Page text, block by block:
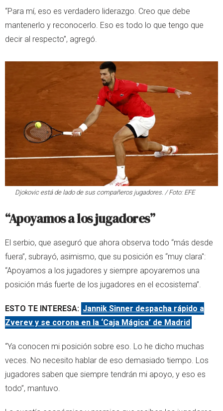
“Para mí, eso es verdadero liderazgo. Creo que debe
mantenerlo y reconocerlo. Eso es todo lo que tengo que
decir al respecto”, agregó.
Djokovic está de lado de sus compañeros jugadores. / Foto: EFE
“Apoyamos a los jugadores”
El serbio, que aseguró que ahora observa todo “más desde
fuera”, subrayó, asimismo, que su posición es “muy clara":
“Apoyamos a los jugadores y siempre apoyaremos una
posición más fuerte de los jugadores en el ecosistema”.
ESTO TE INTERESA: Jannik Sinner despacha rápido a
Zverev y se corona en la ‘Caja Mágica’ de Madrid
“Ya conocen mi posición sobre eso. Lo he dicho muchas
veces. No necesito hablar de eso demasiado tiempo. Los
jugadores saben que siempre tendrán mi apoyo, y eso es
todo”, mantuvo.